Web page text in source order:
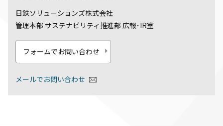
日鉄ソリューションズ株式会社
管理本部 サステナビリティ推進部 広報･IR室
フォームでお問い合わせ
メールでお問い合わせ